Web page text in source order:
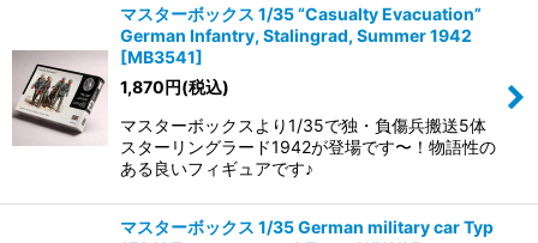
マスターボックス 1/35 “Casualty Evacuation”
German Infantry, Stalingrad, Summer 1942
[MB3541]
1,870円(税込)
マスターボックスより1/35で独・負傷兵搬送5体
スターリングラード1942が登場です〜！物語性の
ある良いフィギュアです♪
マスターボックス 1/35 German military car Typ